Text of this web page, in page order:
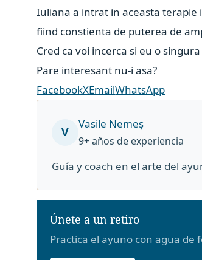
Iuliana a intrat in aceasta
fiind constienta de puterea de
Cred ca voi incerca si eu o
Pare interesant nu-i asa?
FacebookXEmailWhatsApp
V
Vasile Nemeș
9+ años de experiencia
Guía y coach en el arte del
Únete a un retiro
Practica el ayuno con agua de